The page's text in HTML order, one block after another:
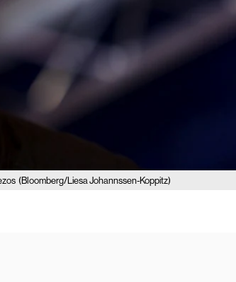
(Bloomberg/Liesa Johannssen-Koppitz)